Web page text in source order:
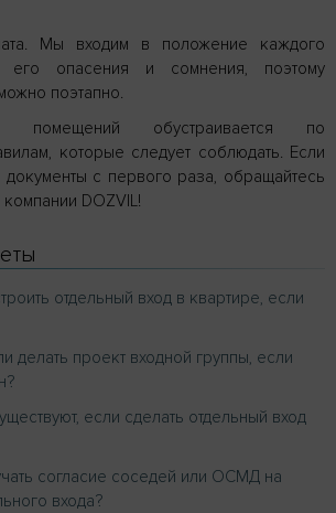
Мы входим в положение каждого
его опасения и сомнения, поэтому
поэтапно.
помещений обустраивается по
которые следует соблюдать. Если
документы с первого раза, обращайтесь
DOZVIL!
отдельный вход в квартире, если
делать проект входной группы, если
если сделать отдельный вход
согласие соседей или ОСМД на
входа?